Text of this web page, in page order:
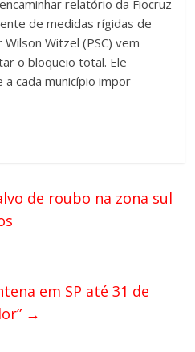
relatório da Fiocruz
de medidas rígidas de
Witzel (PSC) vem
o bloqueio total. Ele
cada município impor
de roubo na zona sul
em SP até 31 de
→